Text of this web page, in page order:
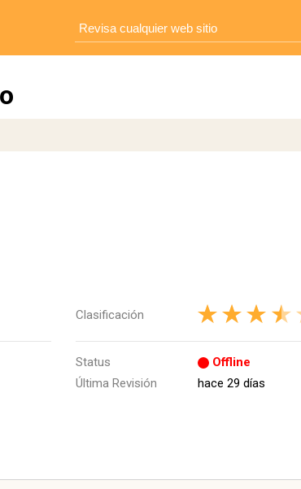
Clasificación
Status
Offline
Última Revisión
hace 29 días